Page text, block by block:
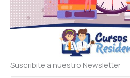
Suscribite a nuestro Newsletter